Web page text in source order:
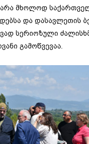
არა მხოლოდ
და დასავლეთის
სერიოზული
გამოწვევაა.